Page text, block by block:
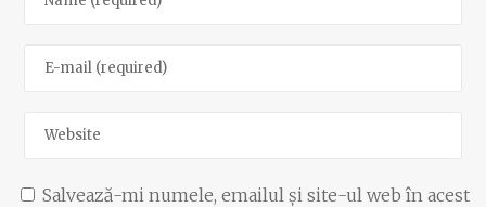
Salvează-mi numele, emailul și site-ul web în acest